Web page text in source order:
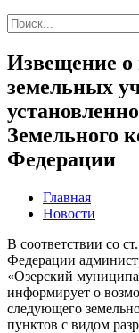
Извещение о
земельных
Земельного
Федерации
Главная
Новости
В соответствии со
Федерации
«Озерский
информирует о
следующего
пунктов с видом